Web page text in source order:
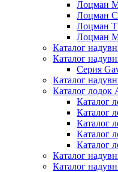
Лоцман
Лоцман С
Лоцман Т
Лоцман
Каталог
Каталог
Серия
Каталог
Каталог лодок
Каталог
Каталог
Каталог
Каталог
Каталог
Каталог
Каталог